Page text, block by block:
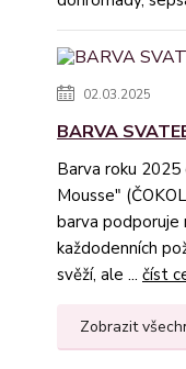
02.03.2025
BARVA
Barva roku
Mousse"
barva podporuje
každodenních
svěží, ale ... číst
Zobrazit